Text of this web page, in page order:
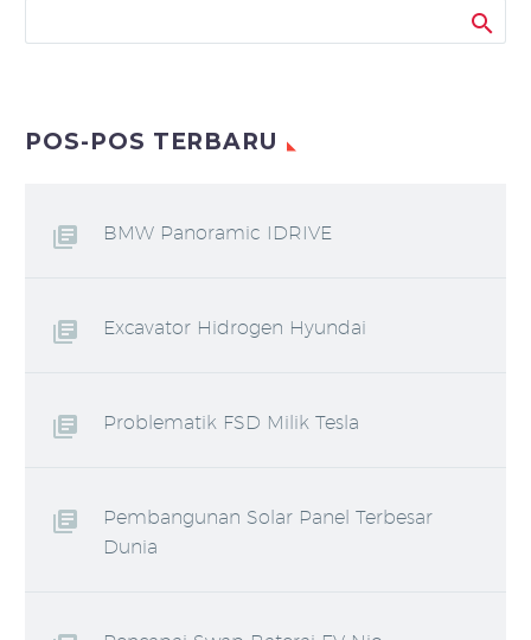
POS-POS TERBARU
BMW Panoramic IDRIVE
Excavator Hidrogen Hyundai
Problematik FSD Milik Tesla
Pembangunan Solar Panel Terbesar
Dunia